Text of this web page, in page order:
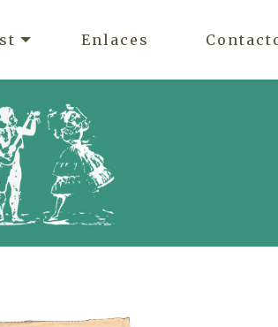
Enlaces